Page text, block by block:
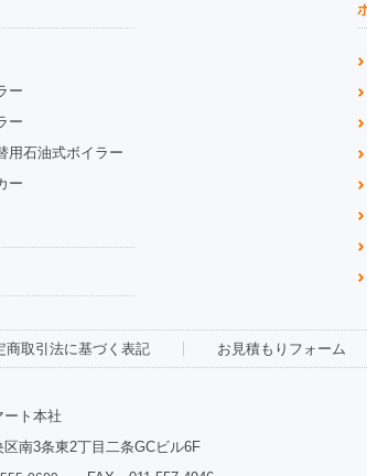
ー
ー
用石油式ボイラー
ー
商取引法に基づく表記 お見積もりフォーム
ート本社
区南3条東2丁目二条GCビル6F